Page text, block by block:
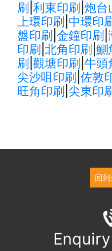
刷 利東印刷 炮台
上環印刷 中環印
盤印刷 金鐘印刷
印刷 北角印刷 鰂
刷 觀塘印刷 牛頭
尖沙咀印刷 佐敦
旺角印刷 尖東印
回